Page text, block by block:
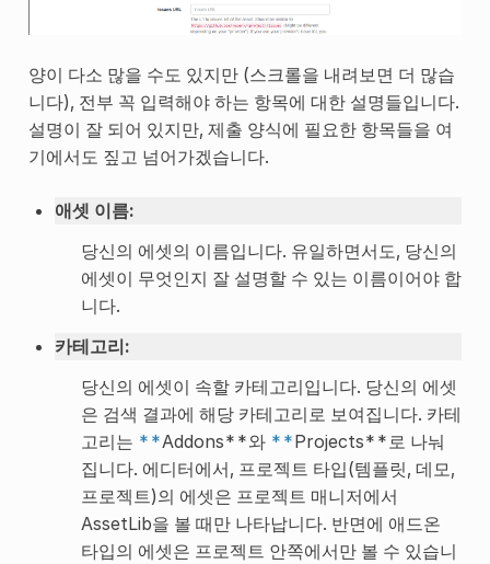
양이 다소 많을 수도 있지만 (스크롤을 내려보면 더 많습
니다), 전부 꼭 입력해야 하는 항목에 대한 설명들입니다.
설명이 잘 되어 있지만, 제출 양식에 필요한 항목들을 여
기에서도 짚고 넘어가겠습니다.
애셋 이름:
당신의 에셋의 이름입니다. 유일하면서도, 당신의
에셋이 무엇인지 잘 설명할 수 있는 이름이어야 합
니다.
카테고리:
당신의 에셋이 속할 카테고리입니다. 당신의 에셋
은 검색 결과에 해당 카테고리로 보여집니다. 카테
고리는 **Addons**와 **Projects**로 나눠
집니다. 에디터에서, 프로젝트 타입(템플릿, 데모,
프로젝트)의 에셋은 프로젝트 매니저에서
AssetLib을 볼 때만 나타납니다. 반면에 애드온
타입의 에셋은 프로젝트 안쪽에서만 볼 수 있습니